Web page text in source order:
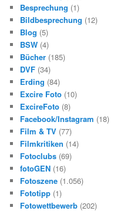
Besprechung (1)
Bildbesprechung (12)
Blog (5)
BSW (4)
Bücher (185)
DVF (34)
Erding (84)
Excire Foto (10)
ExcireFoto (8)
Facebook/Instagram (18)
Film & TV (77)
Filmkritiken (14)
Fotoclubs (69)
fotoGEN (16)
Fotoszene (1.056)
Fototipp (1)
Fotowettbewerb (202)